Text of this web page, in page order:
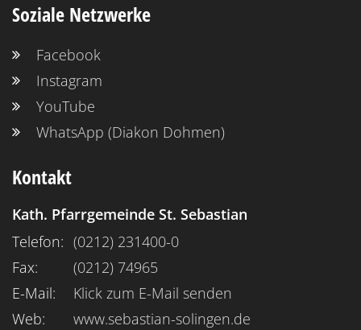
Soziale Netzwerke
Facebook
Instagram
YouTube
WhatsApp (Diakon Dohmen)
Kontakt
Kath. Pfarrgemeinde St. Sebastian
Telefon: (0212) 231400-0
Fax:
(0212) 74965
E-Mail:
Klick zum E-Mail senden
Web:
www.sebastian-solingen.de